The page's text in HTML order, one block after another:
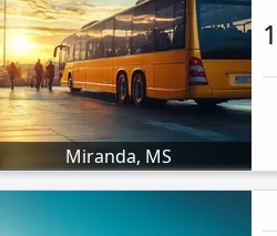
Miranda, MS